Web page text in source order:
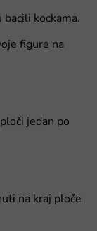
kockama.
figure na
jedan po
na kraj ploče